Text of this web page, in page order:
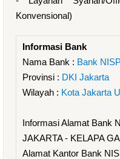
Konvensional)
Informasi Bank
Nama Bank : Bank
Provinsi : DKI Jakarta
Wilayah : Kota Jakarta
Informasi Alamat Bank
JAKARTA - KELAPA
Alamat Kantor Bank